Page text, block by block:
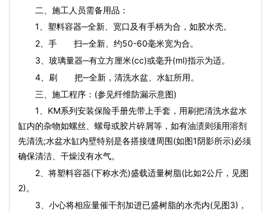
二、施工人员需备用品：
1、塑料容器─全新、宽口及有手柄为合，如胶水壳。
2、手 扫─全新、约50-60毫米宽为合。
3、玻璃量器─有立方厘米(cc)或毫升(ml)指示为适。
4、刷 把─全新，清洗水盆、水缸所用。
三、施工程序：(参见纤维防漏示意图)
1、KM系列安装保险手册先带上手套，用刷把清洗水盆水
缸内的杂物如螺丝、螺母或胶片碎屑等，如有油渍则须用溶剂
先清洗;水盆水缸内壁特别是各搭接缝周围(如图1阴影所示)必须
确保清洁、干燥没有水气。
2、将塑料容器(下称水壳)盛载适量树脂(比如2公斤，见图
2)。
3、小心将相应量催干剂加进已盛树脂的水壳内(见图3)，